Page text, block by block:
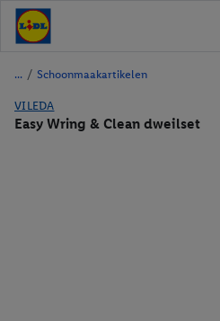
/ Schoonmaakartikelen
VILEDA
Easy Wring & Clean dweilset